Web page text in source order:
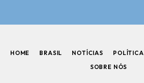
HOME BRASIL NOTÍCIAS POLÍTICA
SOBRE NÓS